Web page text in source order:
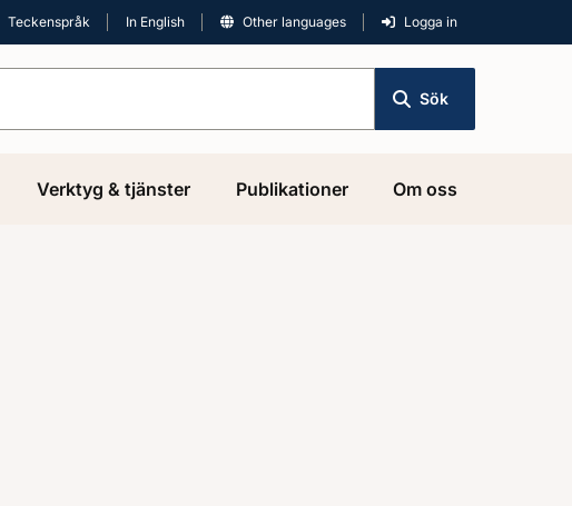
Teckenspråk In English Other languages Logga in
Sök
Verktyg & tjänster Publikationer Om oss